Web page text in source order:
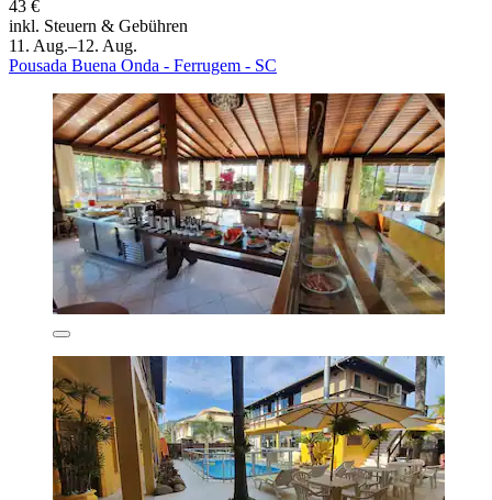
43 €
inkl. Steuern & Gebühren
11. Aug.–12. Aug.
Pousada Buena Onda - Ferrugem - SC